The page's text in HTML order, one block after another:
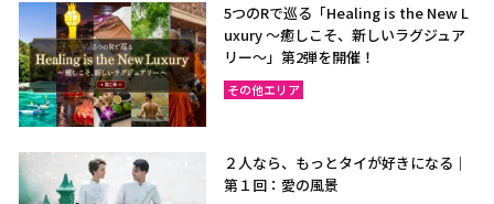
5つのRで巡る「Healing is the New L
uxury ～癒しこそ、新しいラグジュア
リー〜」第2弾を開催！
その他エリア
２人なら、もっとタイが好きになる｜
第１回：愛の風景